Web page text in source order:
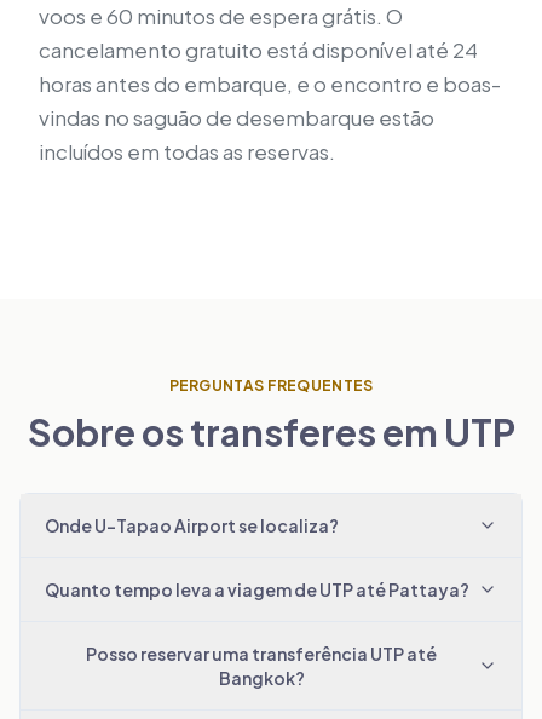
voos e 60 minutos de espera grátis. O
cancelamento gratuito está disponível até 24
horas antes do embarque, e o encontro e boas-
vindas no saguão de desembarque estão
incluídos em todas as reservas.
PERGUNTAS FREQUENTES
Sobre os transferes em UTP
Onde U-Tapao Airport se localiza?
Quanto tempo leva a viagem de UTP até Pattaya?
Posso reservar uma transferência UTP até
Bangkok?